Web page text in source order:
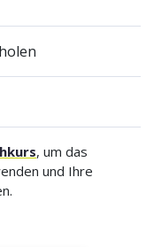
, um das
und Ihre